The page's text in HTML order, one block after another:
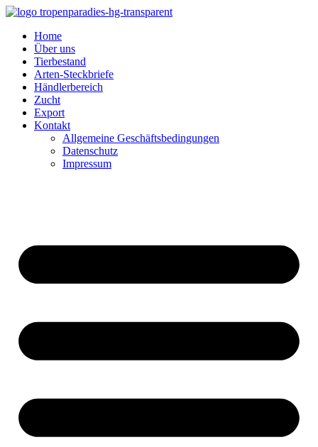
Home
Über uns
Tierbestand
Arten-Steckbriefe
Händlerbereich
Zucht
Export
Kontakt
Allgemeine Geschäftsbedingungen
Datenschutz
Impressum